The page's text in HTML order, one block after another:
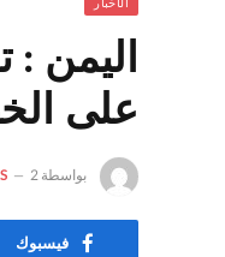
اليمن
على
بواسطة 2 يوليو، 2024
فيسبوك